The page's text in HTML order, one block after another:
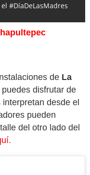
#DíaDeLasMadres
de La
disfrutar de
desde el
pueden
del otro lado del